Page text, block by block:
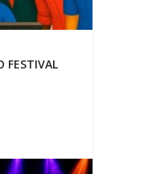
FESTIVAL